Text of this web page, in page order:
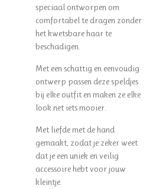
speciaal ontworpen om
comfortabel te dragen zonder
het kwetsbare haar te
beschadigen.
Met een schattig en eenvoudig
ontwerp passen deze speldjes
bij elke outfit en maken ze elke
look net iets mooier.
Met liefde met de hand
gemaakt, zodat je zeker weet
dat je een uniek en veilig
accessoire hebt voor jouw
kleintje.